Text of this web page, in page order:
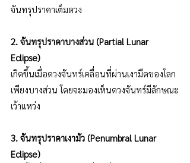
จันทรุปราคาเต็มดวง
2. จันทรุปราคาบางส่วน (Partial Lunar
Eclipse)
เกิดขึ้นเมื่อดวงจันทร์เคลื่อนที่ผ่านเงามืดของโลก
เพียงบางส่วน โดยจะมองเห็นดวงจันทร์มีลักษณะ
เว้าแหว่ง
3. จันทรุปราคาเงามัว (Penumbral Lunar
Eclipse)